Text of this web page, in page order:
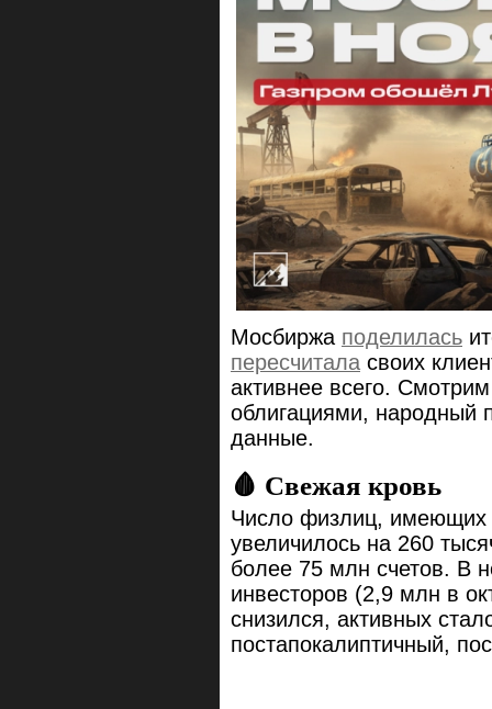
Мосбиржа поделилась
пересчитала своих
активнее всего.
облигациями, народный
данные.
🩸 Свежая кровь
Число физлиц, имеющих
увеличилось на 260
более 75 млн счетов. В
инвесторов (2,9 млн в
снизился, активных
постапокалиптичный,